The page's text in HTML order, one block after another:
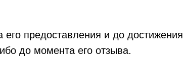
предоставления и до достижения
до момента его отзыва.